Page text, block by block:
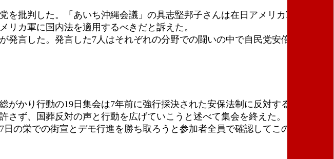
批判した。「あいち沖縄会議」の具志堅邦子さんは在日アメリカ軍に対し
リカ軍に国内法を適用するべきだと訴えた。
言した。発言した7人はそれぞれの分野での闘いの中で自民党安倍政権への
かり行動の19日集会は7年前に強行採決された安保法制に反対するために始
ず、国葬反対の声と行動を広げていこうと述べて集会を終えた。
の栄での街宣とデモ行進を勝ち取ろうと参加者全員で確認してこの日の行動